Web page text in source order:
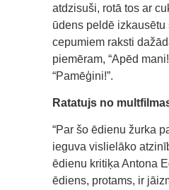
atdzisuši, rotā tos ar
ūdens peldē izkausētu
cepumiem raksti
piemēram, “Apēd
“Pamēģini!”.
Ratatujs no
“Par šo ēdienu žurka
ieguva vislielāko
ēdienu kritiķa Antona
ēdiens, protams, ir